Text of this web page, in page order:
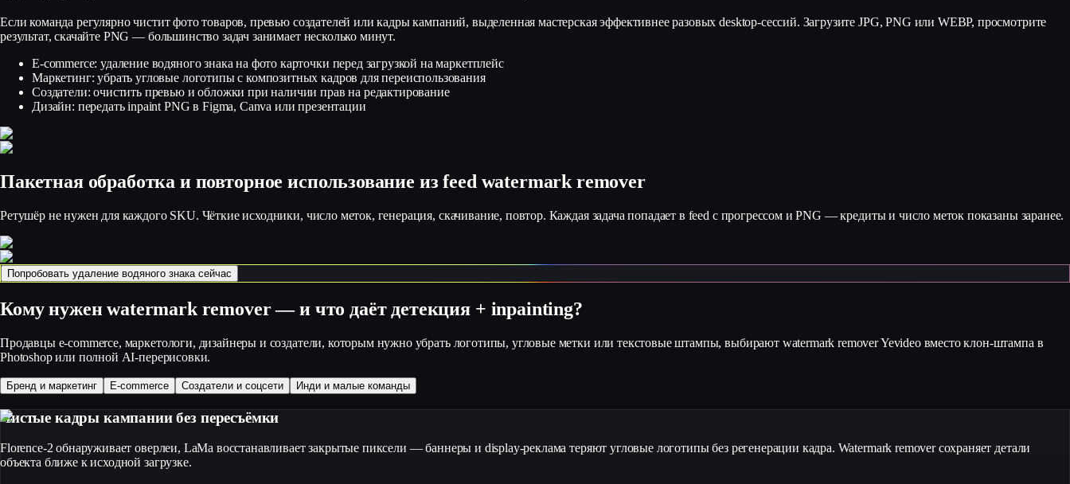
Если команда регулярно чистит фото товаров, превью создателей или кадры кампаний, выделенная мастерская эффективнее разовых desktop-сессий. Загрузите JPG, PNG или WEBP, просмотрите
результат, скачайте PNG — большинство задач занимает несколько минут.
E-commerce: удаление водяного знака на фото карточки перед загрузкой на маркетплейс
Маркетинг: убрать угловые логотипы с композитных кадров для переиспользования
Создатели: очистить превью и обложки при наличии прав на редактирование
Дизайн: передать inpaint PNG в Figma, Canva или презентации
Пакетная обработка и повторное использование из feed watermark remover
Ретушёр не нужен для каждого SKU. Чёткие исходники, число меток, генерация, скачивание, повтор. Каждая задача попадает в feed с прогрессом и PNG — кредиты и число меток показаны заранее.
Попробовать удаление водяного знака сейчас
Кому нужен watermark remover — и что даёт детекция + inpainting?
Продавцы e-commerce, маркетологи, дизайнеры и создатели, которым нужно убрать логотипы, угловые метки или текстовые штампы, выбирают watermark remover Yevideo вместо клон-штампа в
Photoshop или полной AI-перерисовки.
Бренд и маркетинг E-commerce Создатели и соцсети Инди и малые команды
Чистые кадры кампании без пересъёмки
Florence-2 обнаруживает оверлеи, LaMa восстанавливает закрытые пиксели — баннеры и display-реклама теряют угловые логотипы без регенерации кадра. Watermark remover сохраняет детали
объекта ближе к исходной загрузке.